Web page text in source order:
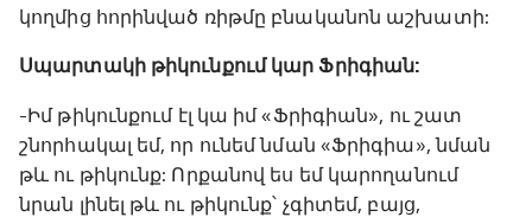
կողմից հորինված ռիթմը բնականոն աշխատի:
Սպարտակի թիկունքում կար Ֆրիգիան:
-Իմ թիկունքում էլ կա իմ «Ֆրիգիան», ու շատ
շնորհակալ եմ, որ ունեմ նման «Ֆրիգիա», նման
թև ու թիկունք: Որքանով ես եմ կարողանում
նրան լինել թև ու թիկունք՝ չգիտեմ, բայց,